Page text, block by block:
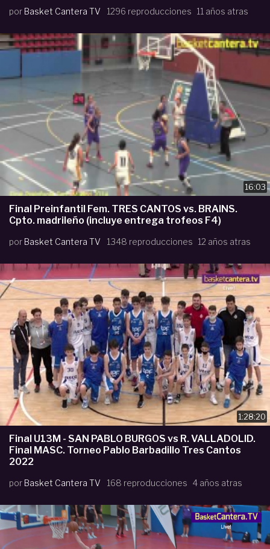
por Basket Cantera TV 1296 reproducciones 11 años atras
16:03
Final Preinfantil Fem. TRES CANTOS vs. BRAINS.
Cpto. madrileño (incluye entrega trofeos F4)
por Basket Cantera TV 1348 reproducciones 12 años atras
1:28:20
Final U13M - SAN PABLO BURGOS vs R. VALLADOLID.
Final MASC. Torneo Pablo Barbadillo Tres Cantos
2022
por Basket Cantera TV 168 reproducciones 4 años atras